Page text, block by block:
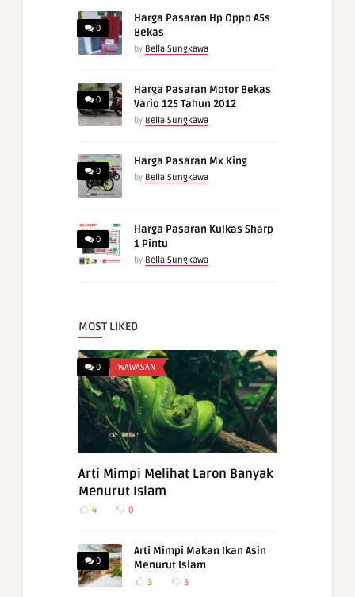
0
Harga Pasaran Hp Oppo A5s
Bekas
by Bella Sungkawa
0
Harga Pasaran Motor Bekas
Vario 125 Tahun 2012
by Bella Sungkawa
0
Harga Pasaran Mx King
by Bella Sungkawa
0
Harga Pasaran Kulkas Sharp
1 Pintu
by Bella Sungkawa
MOST LIKED
0 WAWASAN
Arti Mimpi Melihat Laron Banyak
Menurut Islam
4 0
0
Arti Mimpi Makan Ikan Asin
Menurut Islam
3 3